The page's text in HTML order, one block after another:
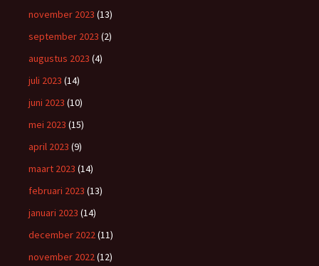
november 2023 (13)
september 2023 (2)
augustus 2023 (4)
juli 2023 (14)
juni 2023 (10)
mei 2023 (15)
april 2023 (9)
maart 2023 (14)
februari 2023 (13)
januari 2023 (14)
december 2022(11)
november 2022(12)